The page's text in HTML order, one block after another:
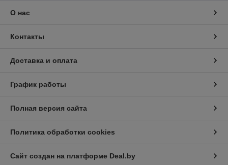
О нас
Контакты
Доставка и оплата
График работы
Полная версия сайта
Политика обработки cookies
Сайт создан на платформе Deal.by